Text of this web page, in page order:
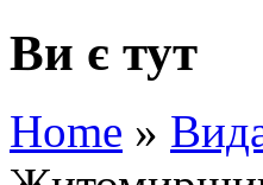
Ви є тут
Home »